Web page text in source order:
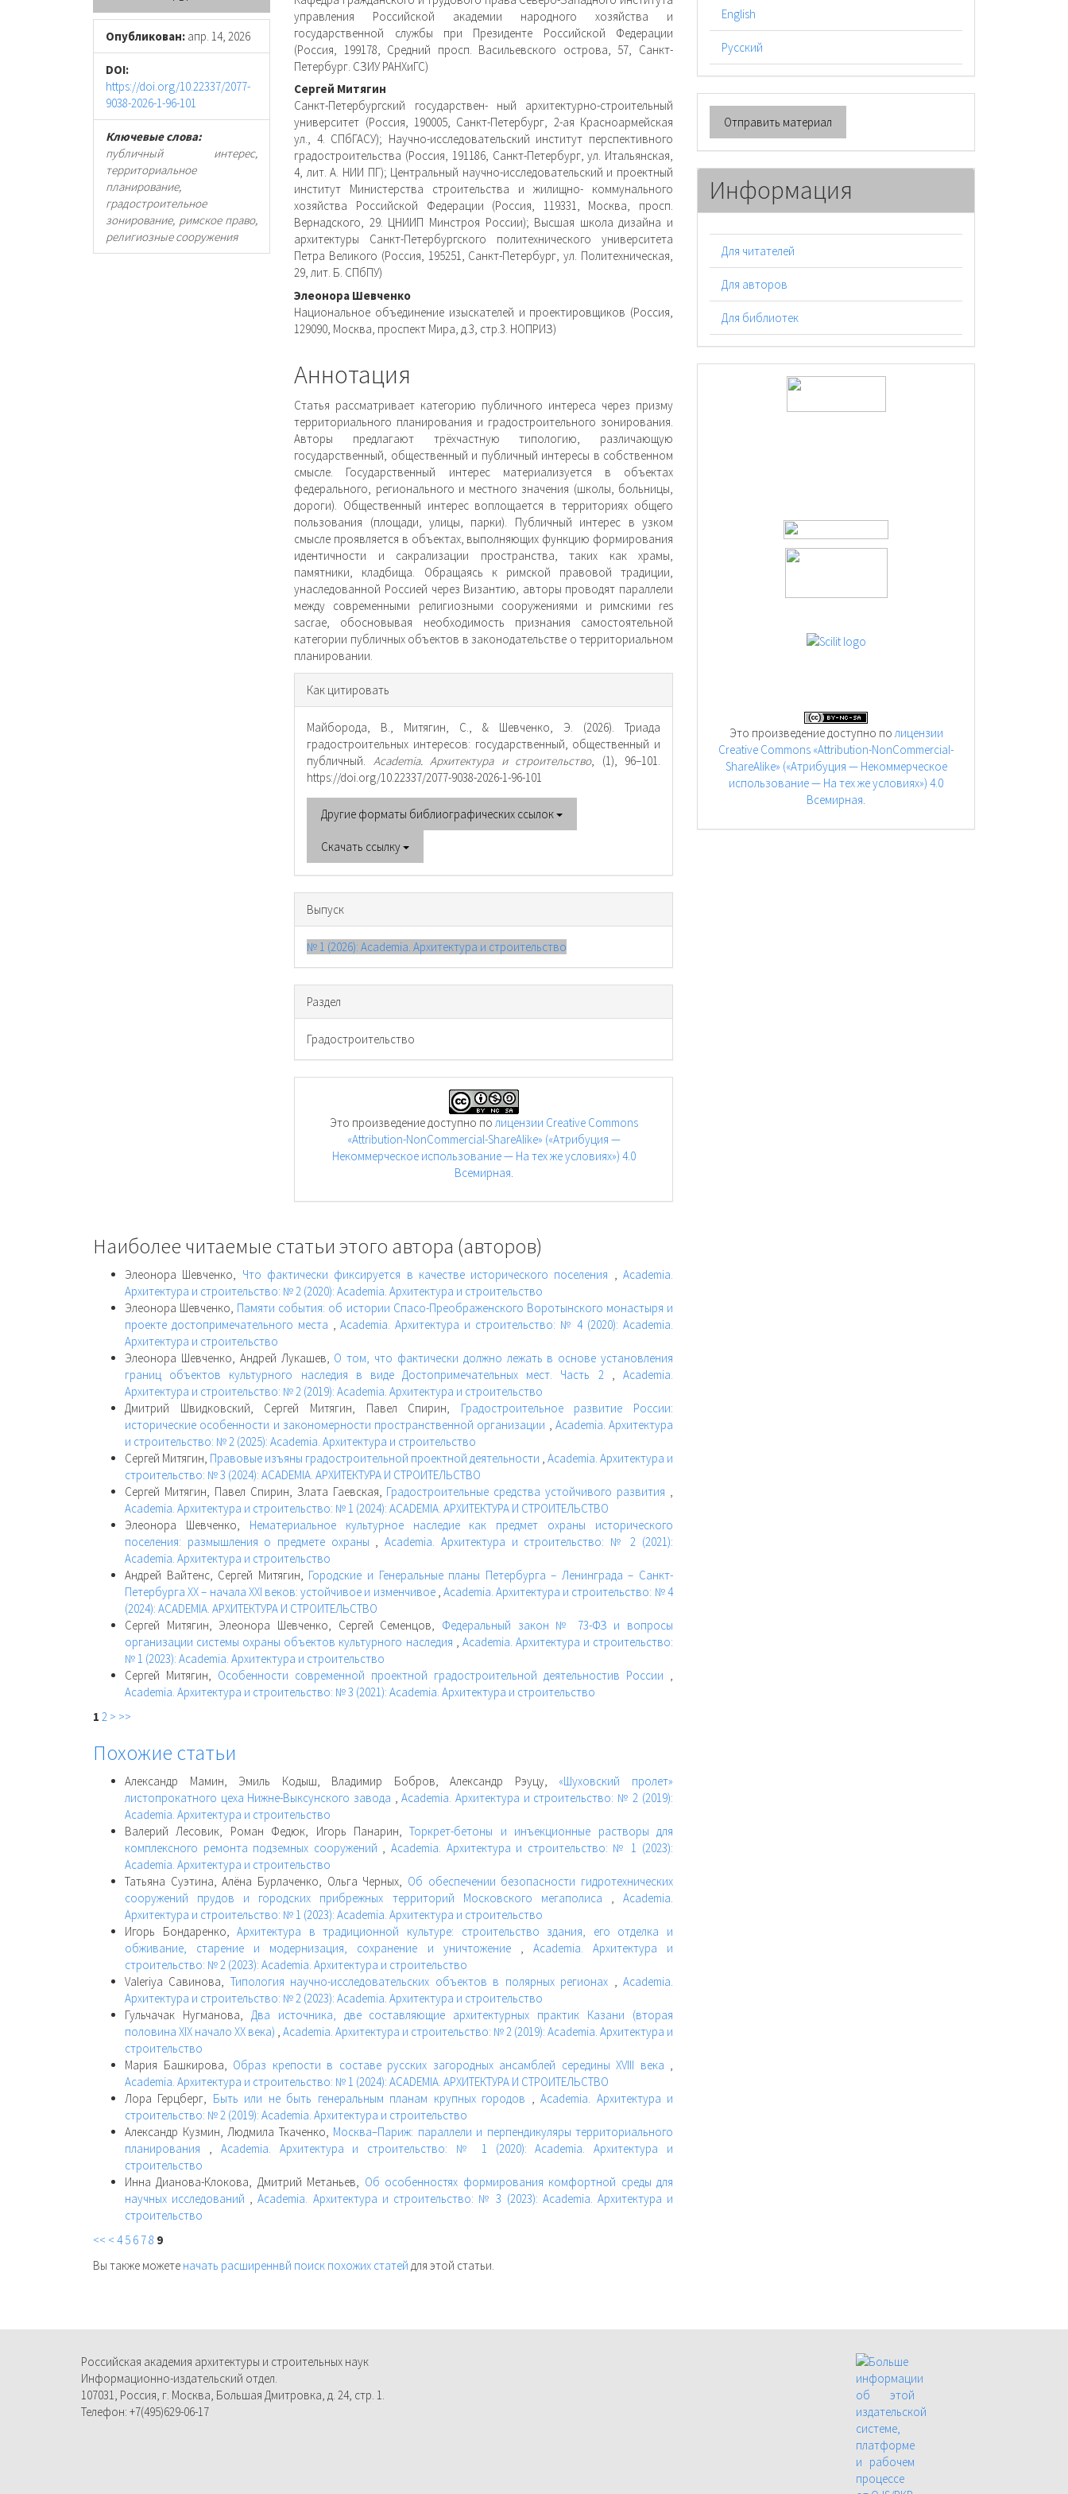
панель
статьи
Опубликован: апр. 14, 2026
DOI:
https://doi.org/10.22337/2077-
9038-2026-1-96-101
Ключевые слова:
публичный интерес,
территориальное
планирование,
градостроительное
зонирование, римское право,
религиозные сооружения
содержимое
статьи
управления Российской академии народного хозяйства и
государственной службы при Президенте Российской Федерации
(Россия, 199178, Средний просп. Васильевского острова, 57, Санкт-
Петербург. СЗИУ РАНХиГС)
Сергей Митягин
Санкт-Петербургский государствен- ный архитектурно-строительный
университет (Россия, 190005, Санкт-Петербург, 2-ая Красноармейская
ул., 4. СПбГАСУ); Научно-исследовательский институт перспективного
градостроительства (Россия, 191186, Санкт-Петербург, ул. Итальянская,
4, лит. А. НИИ ПГ); Центральный научно-исследовательский и проектный
институт Министерства строительства и жилищно- коммунального
хозяйства Российской Федерации (Россия, 119331, Москва, просп.
Вернадского, 29. ЦНИИП Минстроя России); Высшая школа дизайна и
архитектуры Санкт-Петербургского политехнического университета
Петра Великого (Россия, 195251, Санкт-Петербург, ул. Политехническая,
29, лит. Б. СПбПУ)
Элеонора Шевченко
Национальное объединение изыскателей и проектировщиков (Россия,
129090, Москва, проспект Мира, д.3, стр.3. НОПРИЗ)
Аннотация
Статья рассматривает категорию публичного интереса через призму
территориального планирования и градостроительного зонирования.
Авторы предлагают трёхчастную типологию, различающую
государственный, общественный и публичный интересы в собственном
смысле. Государственный интерес материализуется в объектах
федерального, регионального и местного значения (школы, больницы,
дороги). Общественный интерес воплощается в территориях общего
пользования (площади, улицы, парки). Публичный интерес в узком
смысле проявляется в объектах, выполняющих функцию формирования
идентичности и сакрализации пространства, таких как храмы,
памятники, кладбища. Обращаясь к римской правовой традиции,
унаследованной Россией через Византию, авторы проводят параллели
между современными религиозными сооружениями и римскими res
sacrae, обосновывая необходимость признания самостоятельной
категории публичных объектов в законодательстве о территориальном
планировании.
Информация
о статье
Как цитировать
Майборода, В., Митягин, С., & Шевченко, Э. (2026). Триада
градостроительных интересов: государственный, общественный и
публичный. Academia. Архитектура и строительство, (1), 96–101.
https://doi.org/10.22337/2077-9038-2026-1-96-101
Другие форматы библиографических ссылок
Скачать ссылку
Выпуск
№ 1 (2026): Academia. Архитектура и строительство
Раздел
Градостроительство
Это произведение доступно по лицензии Creative Commons
«Attribution-NonCommercial-ShareAlike» («Атрибуция —
Некоммерческое использование — На тех же условиях») 4.0
Всемирная
Наиболее читаемые статьи этого автора (авторов)
Элеонора Шевченко, Что фактически фиксируется в качестве исторического поселения ,Academia.
Архитектура и строительство: № 2 (2020): Academia. Архитектура и строительство
Элеонора Шевченко, Памяти события: об истории Спасо-Преображенского Воротынского монастыря и
проекте достопримечательного места
,Academia. Архитектура и строительство: № 4 (2020): Academia.
Архитектура и строительство
Элеонора Шевченко, Андрей Лукашев, О том, что фактически должно лежать в основе установления
границ объектов культурного наследия в виде Достопримечательных мест. Часть 2
,Academia.
Архитектура и строительство: № 2 (2019): Academia. Архитектура и строительство
Дмитрий Швидковский, Сергей Митягин, Павел Спирин, Градостроительное развитие России:
исторические особенности и закономерности пространственной организации
Academia. Архитектура
и строительство: № 2 (2025): Academia. Архитектура и строительство
Сергей Митягин, Правовые изъяны градостроительной проектной деятельности Academia. Архитектура и
строительство: № 3 (2024): ACADEMIA. АРХИТЕКТУРА И СТРОИТЕЛЬСТВО
Сергей Митягин, Павел Спирин, Злата Гаевская, Градостроительные средства устойчивого развития
Academia. Архитектура и строительство: № 1 (2024): ACADEMIA. АРХИТЕКТУРА И СТРОИТЕЛЬСТВО
Элеонора Шевченко, Нематериальное культурное наследие как предмет охраны исторического
поселения: размышления о предмете охраны
,Academia. Архитектура и строительство: № 2 (2021):
Academia. Архитектура и строительство
Андрей Вайтенс, Сергей Митягин, Городские и Генеральные планы Петербурга – Ленинграда – Санкт-
Петербурга XX – начала XXI веков: устойчивое и изменчивое Academia. Архитектура и строительство: № 4
(2024): ACADEMIA. АРХИТЕКТУРА И СТРОИТЕЛЬСТВО
Сергей Митягин, Элеонора Шевченко, Сергей Семенцов, Федеральный закон № 73-ФЗ и вопросы
организации системы охраны объектов культурного наследия
Academia. Архитектура и строительство:
№ 1 (2023): Academia. Архитектура и строительство
Сергей Митягин, Особенности современной проектной градостроительной деятельностив России
Academia. Архитектура и строительство: № 3 (2021): Academia. Архитектура и строительство
1 2 > >>
Похожие статьи
Александр Мамин, Эмиль Кодыш, Владимир Бобров, Александр Рэуцу, «Шуховский пролет»
листопрокатного цеха Нижне-Выксунского завода
,Academia. Архитектура и строительство: № 2 (2019):
Academia. Архитектура и строительство
Валерий Лесовик, Роман Федюк, Игорь Панарин,Торкрет-бетоны и инъекционные растворы для
комплексного ремонта подземных сооружений
Academia. Архитектура и строительство: № 1 (2023):
Academia. Архитектура и строительство
Татьяна Суэтина, Алёна Бурлаченко, Ольга Черных, Об обеспечении безопасности гидротехнических
сооружений прудов и городских прибрежных территорий Московского мегаполиса
,Academia.
Архитектура и строительство: № 1 (2023): Academia. Архитектура и строительство
Игорь Бондаренко,Архитектура в традиционной культуре: строительство здания, его отделка и
обживание, старение и модернизация, сохранение и уничтожение
Academia. Архитектура и
строительство: № 2 (2023): Academia. Архитектура и строительство
Valeriya Савинова, Типология научно-исследовательских объектов в полярных регионах ,Academia.
Архитектура и строительство: № 2 (2023): Academia. Архитектура и строительство
Гульчачак Нугманова, Два источника, две составляющие архитектурных практик Казани (вторая
половина XIX начало XX века) Academia. Архитектура и строительство: № 2 (2019): Academia. Архитектура и
строительство
Мария Башкирова, Образ крепости в составе русских загородных ансамблей середины XVIII века
Academia. Архитектура и строительство: № 1 (2024): ACADEMIA. АРХИТЕКТУРА И СТРОИТЕЛЬСТВО
Лора Герцберг, Быть или не быть генеральным планам крупных городов ,Academia. Архитектура и
строительство: № 2 (2019): Academia. Архитектура и строительство
Александр Кузмин, Людмила Ткаченко, Москва–Париж: параллели и перпендикуляры территориального
планирования
Academia. Архитектура и строительство: № 1 (2020): Academia. Архитектура и
строительство
Инна Дианова-Клокова, Дмитрий Метаньев, Об особенностях формирования комфортной среды для
научных исследований
,Academia. Архитектура и строительство: № 3 (2023): Academia. Архитектура и
строительство
<< < 4 5 6 78 9
Вы также можете начать расширеннвй поиск похожих статей для этой статьи.
English
Русский
Отправить
материал
Отправить материал
Информация
Для читателей
Для авторов
Для библиотек
Это произведение доступно полицензии
Creative Commons «Attribution-NonCommercial-
ShareAlike» («Атрибуция — Некоммерческое
использование — На тех же условиях») 4.0
Всемирная.
Российская академия архитектуры и строительных наук
Информационно-издательский отдел.
107031, Россия, г. Москва, Большая Дмитровка, д. 24, стр. 1.
Телефон: +7(495)629-06-17